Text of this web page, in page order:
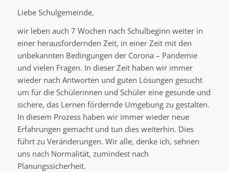
Liebe Schulgemeinde,
wir leben auch 7 Wochen nach Schulbeginn weiter in
einer herausfordernden Zeit, in einer Zeit mit den
unbekannten Bedingungen der Corona – Pandemie
und vielen Fragen. In dieser Zeit haben wir immer
wieder nach Antworten und guten Lösungen gesucht
um für die Schülerinnen und Schüler eine gesunde und
sichere, das Lernen fördernde Umgebung zu gestalten.
In diesem Prozess haben wir immer wieder neue
Erfahrungen gemacht und tun dies weiterhin. Dies
führt zu Veränderungen. Wir alle, denke ich, sehnen
uns nach Normalität, zumindest nach
Planungssicherheit.